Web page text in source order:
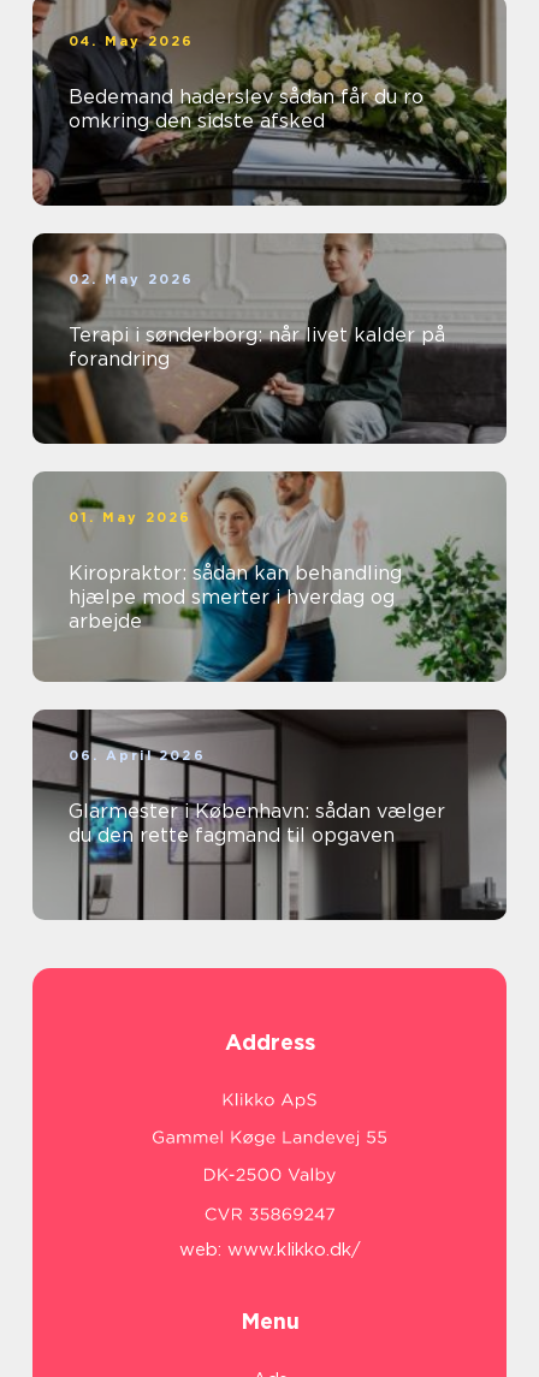
04. May 2026
Bedemand haderslev sådan får du ro
omkring den sidste afsked
02. May 2026
Terapi i sønderborg: når livet kalder på
forandring
01. May 2026
Kiropraktor: sådan kan behandling
hjælpe mod smerter i hverdag og
arbejde
06. April 2026
Glarmester i København: sådan vælger
du den rette fagmand til opgaven
Address
web: www.klikko.dk/
Menu